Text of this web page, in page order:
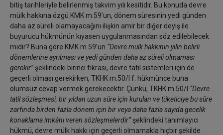
bitiş tarihleriyle belirlenmiş takvim yılı kesitidir. Bu konuda devre
mülk hakkına özgü KMK m.59’un, dönem süresinin yedi günden
daha az süreli olamayacağını ilişkin amir bir diğer deyiş ile
buyurucu hükmünün kıyasen uygulanmasından söz edilebilecek
midir? Buna göre KMK m.59’un ‘‘Devre mülk hakkının yılın belirli
dönemlerine ayrılması ve yedi günden daha az süreli olmaması
gerekir’’ şeklindeki birinci fıkrası, devre tatil sistemleri için de
geçerli olması gerekirken, TKHK m.50/I f. hükmünce buna
olumsuz cevap vermek gerekecektir. Çünkü, TKHK m.50/I ‘‘Devre
tatil sözleşmesi, bir yıldan uzun süre için kurulan ve tüketiciye bu süre
zarfında birden fazla dönem için bir veya daha fazla sayıda gecelik
konaklama imkânı veren sözleşmelerdir’’ şeklindeki tanımlayıcı
hükmü, devre mülk hakkı için geçerli olmamakla hiçbir şekilde